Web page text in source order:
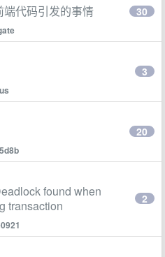
代码引发的事情 30
3
20
found when
transaction
2